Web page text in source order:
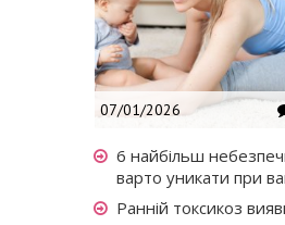
07/01/2026
6 найбільш
варто уникати при
Ранній токсикоз